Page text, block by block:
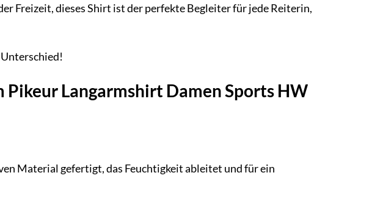
Freizeit, dieses Shirt ist der perfekte Begleiter für jede Reiterin,
Pikeur Langarmshirt Damen Sports HW
Material gefertigt, das Feuchtigkeit ableitet und für ein